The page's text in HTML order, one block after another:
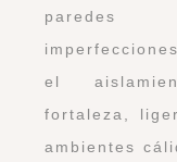
paredes
el
fortaleza,
ambientes